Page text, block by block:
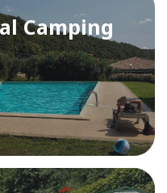
Camping